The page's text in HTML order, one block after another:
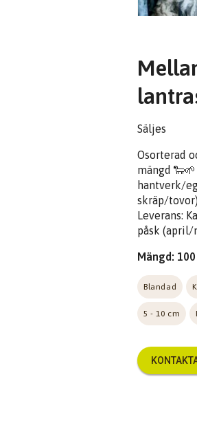
Säljes
Osorterad
mängd
hantverk/
skräp/
Leverans:
påsk (april/
Mängd:
Blandad
5 - 10 cm